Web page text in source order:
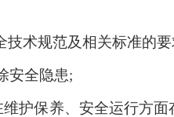
术规范及相关标准的
安全隐患;
护保养、安全运行方